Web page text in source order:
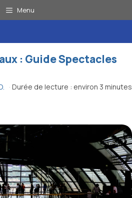
Menu
: Guide Spectacles
· Durée de lecture : environ 3 minutes